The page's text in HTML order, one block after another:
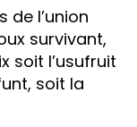
de l’union
survivant,
soit l’usufruit
soit la